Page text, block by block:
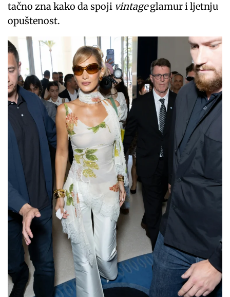
tačno zna kako da spoji vintageglamur i ljetnju
opuštenost.